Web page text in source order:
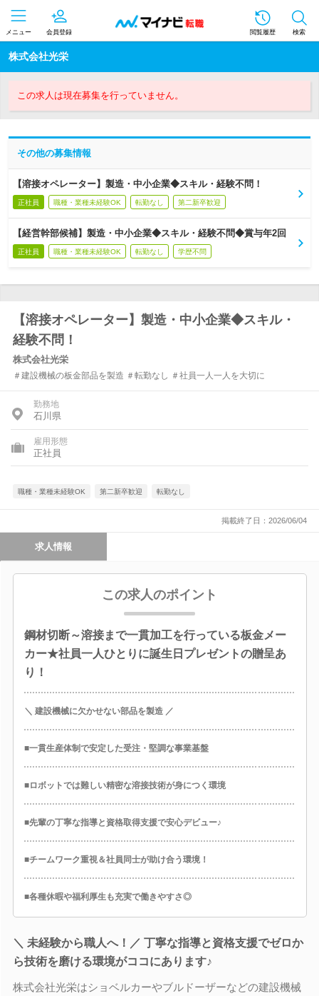
メニュー 会員登録 閲覧履歴 検索
株式会社光栄
この求人は現在募集を行っていません。
その他の募集情報
【溶接オペレーター】製造・中小企業◆スキル・経験不問！
正社員 職種・業種未経験OK 転勤なし 第二新卒歓迎
【経営幹部候補】製造・中小企業◆スキル・経験不問◆賞与年2回
正社員 職種・業種未経験OK 転勤なし 学歴不問
【溶接オペレーター】製造・中小企業◆スキル・
経験不問！
株式会社光栄
＃建設機械の板金部品を製造 ＃転勤なし ＃社員一人一人を大切に
勤務地
石川県
雇用形態
正社員
職種・業種未経験OK 第二新卒歓迎 転勤なし
掲載終了日：2026/06/04
求人情報
この求人のポイント
鋼材切断～溶接まで一貫加工を行っている板金メー
カー★社員一人ひとりに誕生日プレゼントの贈呈あ
り！
＼ 建設機械に欠かせない部品を製造 ／
■一貫生産体制で安定した受注・堅調な事業基盤
■ロボットでは難しい精密な溶接技術が身につく環境
■先輩の丁寧な指導と資格取得支援で安心デビュー♪
■チームワーク重視＆社員同士が助け合う環境！
■各種休暇や福利厚生も充実で働きやすさ◎
＼ 未経験から職人へ！／ 丁寧な指導と資格支援でゼロか
ら技術を磨ける環境がココにあります♪
株式会社光栄はショベルカーやブルドーザーなどの建設機械